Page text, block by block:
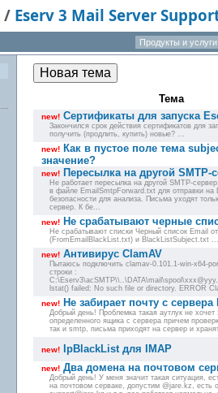
/ Eserv 3 Mail Server
Продукты и услуги
Новая тема
Тема
new! Сертификаты для запуска
Закончился срок действия сертификатов для
получить (продлить, купить) новые? ...
new! Как в пустое поле тема
значение?
new! Пересылка на другой SMTP-
Не работает пересылка на другой SMTP-
в файле EmailSmtpForward.txt для отправки на
безопасности для анализа. Письма уходят
сервер. К бе...
new! Не срабатывают черные
Не срабатывают списки Черный список Email
(FromEmailBlackList.txt) и BlackListSubject.txt ...
new! Антивирус ClamAV
Пытаюсь подключить clamav-0.101.1-win-x64-
строки :
lstat() failed: No such file or directory. ERROR
new! Не забирает почту с сервера
Добрый день! Проблемка такая аутлук не хочет
определенного ящика с сервера причем
так и smtp, письма приходят на сервер и
new! IpBlackList для IMAP
new! Два домена на почтовом
Добрый день! У меня значит такая ситуация,
на почтовом серваке, допустим @jare.kz, есть